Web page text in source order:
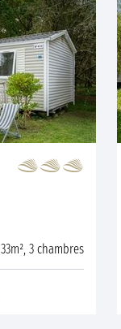
33m², 3 chambres